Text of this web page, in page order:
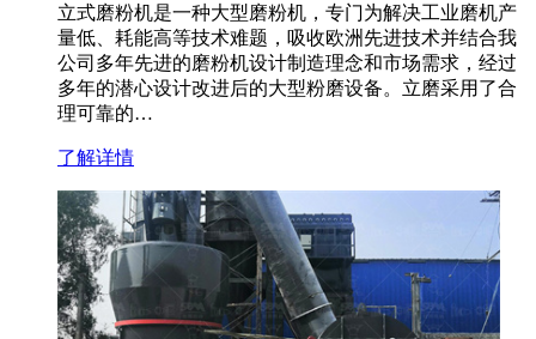
立式磨粉机是一种大型磨粉机，专门为解决工业磨机产
量低、耗能高等技术难题，吸收欧洲先进技术并结合我
公司多年先进的磨粉机设计制造理念和市场需求，经过
多年的潜心设计改进后的大型粉磨设备。立磨采用了合
理可靠的…
了解详情